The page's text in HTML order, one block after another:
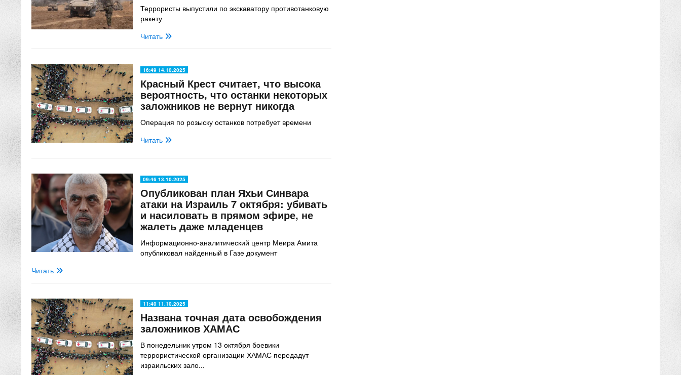
Террористы выпустили по экскаватору противотанковую
ракету
Читать
16:49 14.10.2025
Красный Крест считает, что высока
вероятность, что останки некоторых
заложников не вернут никогда
Операция по розыску останков потребует времени
Читать
09:46 13.10.2025
Опубликован план Яхьи Синвара
атаки на Израиль 7 октября: убивать
и насиловать в прямом эфире, не
жалеть даже младенцев
Информационно-аналитический центр Меира Амита
опубликовал найденный в Газе документ
Читать
11:40 11.10.2025
Названа точная дата освобождения
заложников ХАМАС
В понедельник утром 13 октября боевики
террористической организации ХАМАС передадут
израильских зало...